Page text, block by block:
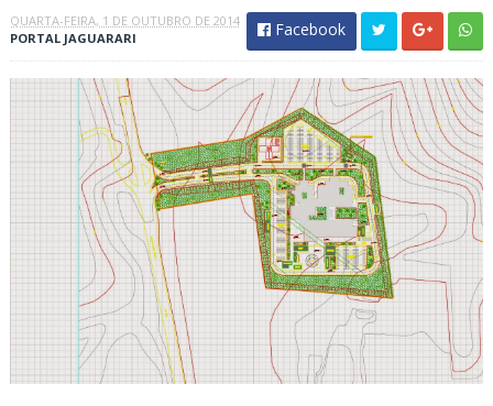
QUARTA-FEIRA, 1 DE OUTUBRO DE 2014
PORTAL JAGUARARI
Facebook